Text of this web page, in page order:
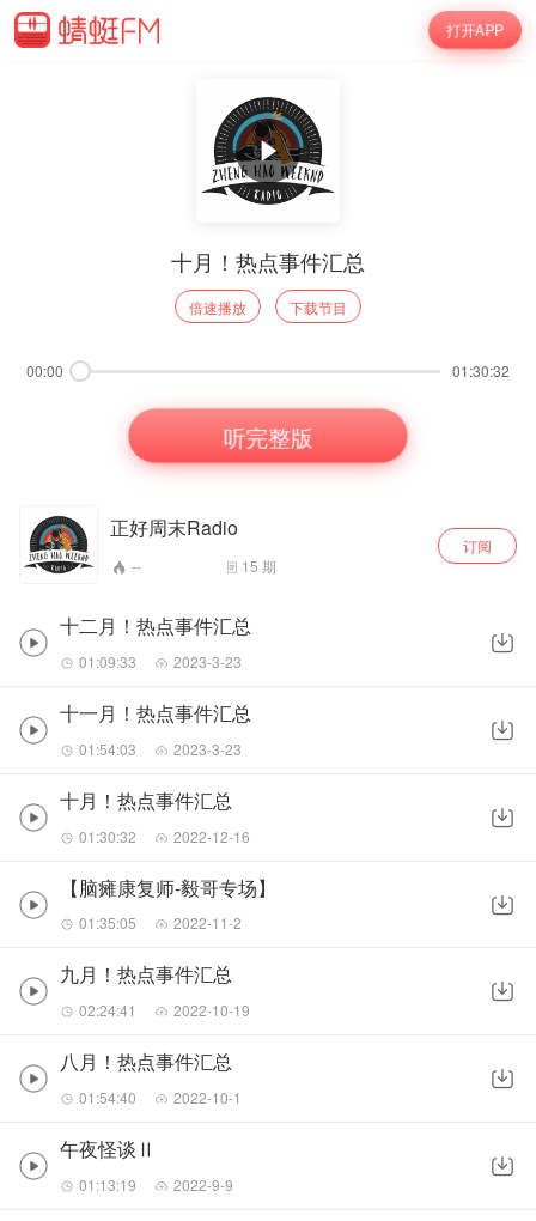
打开APP
十月！热点事件汇总
倍速播放 下载节目
00:00 01:30:32
听完整版
正好周末Radio
-- 15 期
订阅
十二月！热点事件汇总
01:09:33 2023-3-23
十一月！热点事件汇总
01:54:03 2023-3-23
十月！热点事件汇总
01:30:32 2022-12-16
【脑瘫康复师-毅哥专场】
01:35:05 2022-11-2
九月！热点事件汇总
02:24:41 2022-10-19
八月！热点事件汇总
01:54:40 2022-10-1
午夜怪谈Ⅱ
01:13:19 2022-9-9